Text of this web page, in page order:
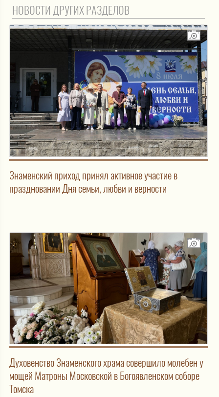
НОВОСТИ ДРУГИХ РАЗДЕЛОВ
Знаменский приход принял активное участие в
праздновании Дня семьи, любви и верности
Духовенство Знаменского храма совершило молебен у
мощей Матроны Московской в Богоявленском соборе
Томска